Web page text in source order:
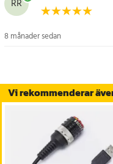
- Arbetstemperatur: 24 °C
- Material: Slitstarkt, tåligt
- Funktioner: Enkel
Vi rekommenderar
RR
8 månader sedan